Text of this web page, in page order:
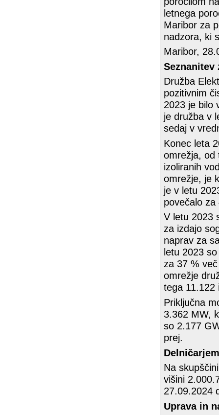
letnega
Maribor za
nadzora, ki
Maribor,
Družba
pozitivnim
2023 je bilo
je družba v
sedaj v
Konec leta
omrežja, od
izoliranih
omrežje, je
je v letu
povečalo
V letu 2023
za izdajo
naprav za
letu 2023
za 37 %
omrežje
tega 11.122
Priključna
3.362 MW,
so 2.177
prej.
Na
višini
27.09.2024
Uprava in